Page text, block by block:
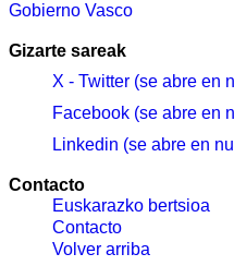
Gobierno Vasco
Gizarte sareak
X - Twitter (se abre en
Facebook (se abre en
Linkedin (se abre en
Contacto
Euskarazko bertsioa
Contacto
Volver arriba